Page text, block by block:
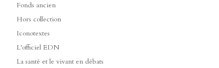
Fonds ancien
Hors collection
Iconotextes
L'officiel EDN
La santé et le vivant en débats